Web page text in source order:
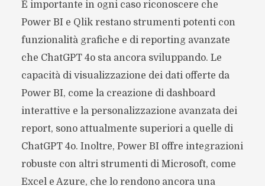
È importante in ogni caso riconoscere che
Power BI e Qlik restano strumenti potenti con
funzionalità grafiche e di reporting avanzate
che ChatGPT 4o sta ancora sviluppando. Le
capacità di visualizzazione dei dati offerte da
Power BI, come la creazione di dashboard
interattive e la personalizzazione avanzata dei
report, sono attualmente superiori a quelle di
ChatGPT 4o. Inoltre, Power BI offre integrazioni
robuste con altri strumenti di Microsoft, come
Excel e Azure, che lo rendono ancora una